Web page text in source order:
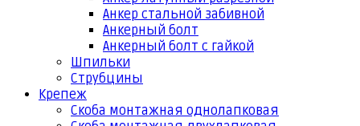
Анкер стальной забивной
Анкерный болт
Анкерный болт с гайкой
Шпильки
Струбцины
Крепеж
Скоба монтажная однолапковая